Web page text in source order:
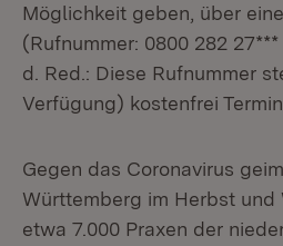
Möglichkeit geben, über
(Rufnummer: 0800 282
d. Red.: Diese Rufnummer
Verfügung) kostenfrei
Gegen das Coronavirus
Württemberg im Herbst und
etwa 7.000 Praxen der